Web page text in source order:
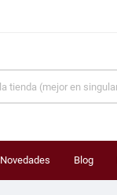
Novedades Blog